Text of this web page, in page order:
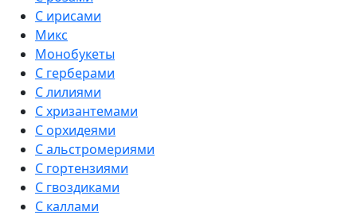
С ирисами
Микс
Монобукеты
С герберами
С лилиями
С хризантемами
С орхидеями
С альстромериями
С гортензиями
С гвоздиками
С каллами